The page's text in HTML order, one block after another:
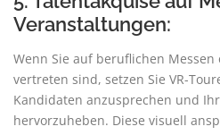
Veranstaltungen:
Wenn Sie auf beruflichen
vertreten sind, setzen Sie VR-
Kandidaten anzusprechen und
hervorzuheben. Diese visuell